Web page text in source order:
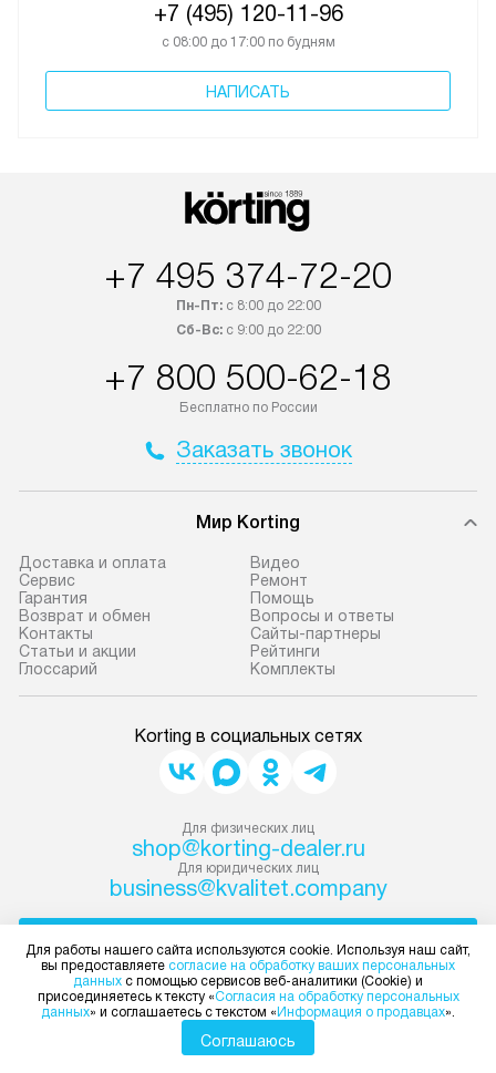
+7 (495) 120-11-96
с 08:00 до 17:00 по будням
НАПИСАТЬ
+7 495 374-72-20
Пн-Пт:с 8:00 до 22:00
Сб-Вс:с 9:00 до 22:00
+7 800 500-62-18
Бесплатно по России
Заказать звонок
Мир Korting
Доставка и оплата
Сервис
Гарантия
Возврат и обмен
Контакты
Статьи и акции
Глоссарий
Видео
Ремонт
Помощь
Вопросы и ответы
Сайты-партнеры
Рейтинги
Комплекты
Korting в социальных сетях
Для физических лиц
shop@korting-dealer.ru
Для юридических лиц
business@kvalitet.company
Политика конфиденциальности
Условия продажи
Карта сайта
Для работы нашего сайта используются cookie. Используя наш сайт,
вы предоставляете согласие на обработку ваших персональных
данных с помощью сервисов веб-аналитики (Cookie) и
присоединяетесь к тексту «Согласия на обработку персональных
данных» и соглашаетесь с текстом « Информация о продавцах».
Соглашаюсь